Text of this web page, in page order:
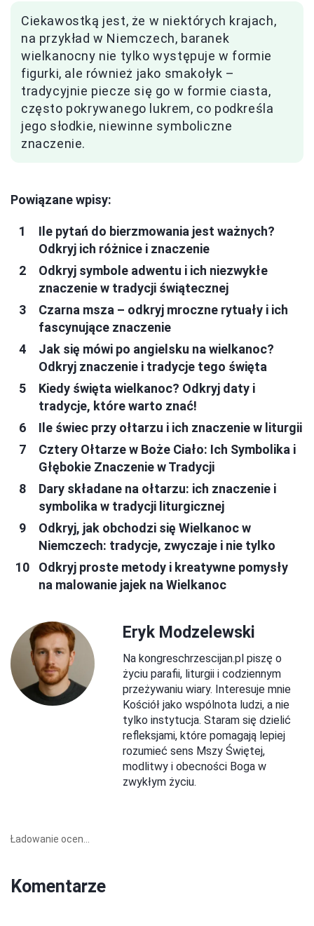
Ciekawostką jest, że w niektórych krajach,
na przykład w Niemczech, baranek
wielkanocny nie tylko występuje w formie
figurki, ale również jako smakołyk –
tradycyjnie piecze się go w formie ciasta,
często pokrywanego lukrem, co podkreśla
jego słodkie, niewinne symboliczne
znaczenie.
Powiązane wpisy:
Ile pytań do bierzmowania jest ważnych?
Odkryj ich różnice i znaczenie
Odkryj symbole adwentu i ich niezwykłe
znaczenie w tradycji świątecznej
Czarna msza – odkryj mroczne rytuały i ich
fascynujące znaczenie
Jak się mówi po angielsku na wielkanoc?
Odkryj znaczenie i tradycje tego święta
Kiedy święta wielkanoc? Odkryj daty i
tradycje, które warto znać!
Ile świec przy ołtarzu i ich znaczenie w liturgii
Cztery Ołtarze w Boże Ciało: Ich Symbolika i
Głębokie Znaczenie w Tradycji
Dary składane na ołtarzu: ich znaczenie i
symbolika w tradycji liturgicznej
Odkryj, jak obchodzi się Wielkanoc w
Niemczech: tradycje, zwyczaje i nie tylko
Odkryj proste metody i kreatywne pomysły
na malowanie jajek na Wielkanoc
Eryk Modzelewski
Na kongreschrzescijan.pl piszę o
życiu parafii, liturgii i codziennym
przeżywaniu wiary. Interesuje mnie
Kościół jako wspólnota ludzi, a nie
tylko instytucja. Staram się dzielić
refleksjami, które pomagają lepiej
rozumieć sens Mszy Świętej,
modlitwy i obecności Boga w
zwykłym życiu.
Ładowanie ocen...
Komentarze